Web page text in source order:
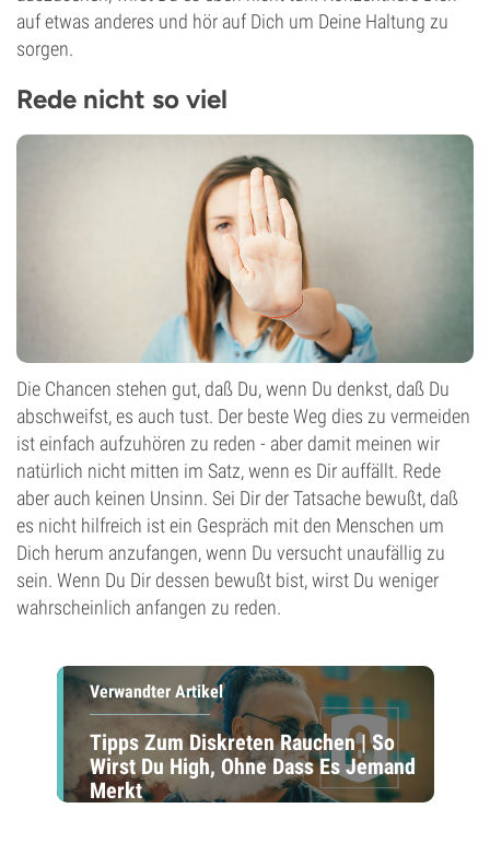
auf etwas anderes und hör auf Dich um Deine Haltung zu
sorgen.
Rede nicht so viel
Die Chancen stehen gut, daß Du, wenn Du denkst, daß Du
abschweifst, es auch tust. Der beste Weg dies zu vermeiden
ist einfach aufzuhören zu reden - aber damit meinen wir
natürlich nicht mitten im Satz, wenn es Dir auffällt. Rede
aber auch keinen Unsinn. Sei Dir der Tatsache bewußt, daß
es nicht hilfreich ist ein Gespräch mit den Menschen um
Dich herum anzufangen, wenn Du versucht unaufällig zu
sein. Wenn Du Dir dessen bewußt bist, wirst Du weniger
wahrscheinlich anfangen zu reden.
Verwandter Artikel
Tipps Zum Diskreten Rauchen | So
Wirst Du High, Ohne Dass Es Jemand
Merkt